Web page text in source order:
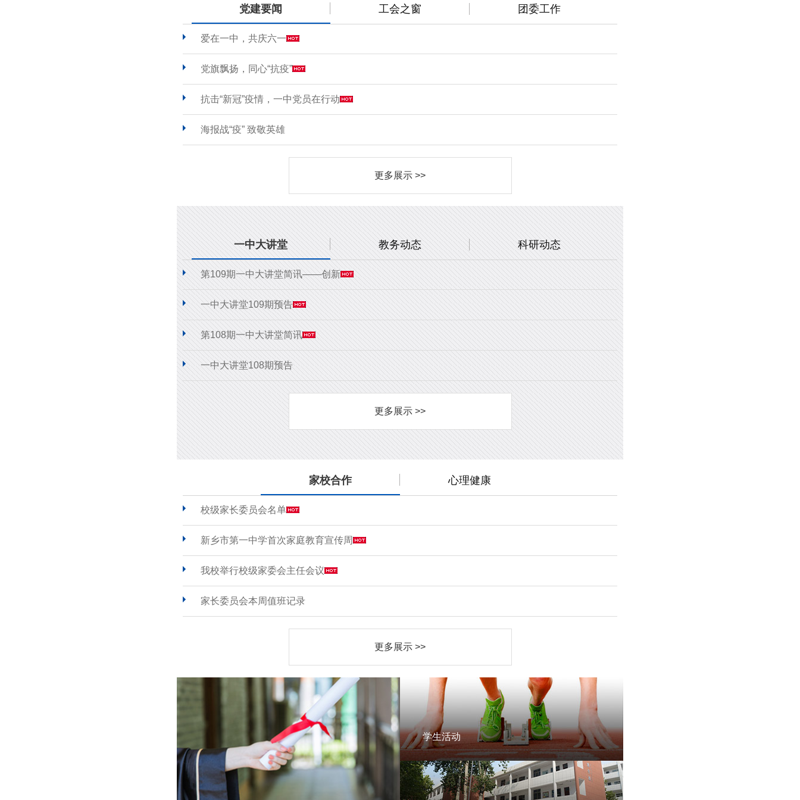
党建要闻 工会之窗 团委工作
爱在一中，共庆六一
党旗飘扬，同心“抗疫”
抗击“新冠”疫情，一中党员在行动
海报战“疫” 致敬英雄
更多展示 >>
一中大讲堂 教务动态 科研动态
第109期一中大讲堂简讯——创新
一中大讲堂109期预告
第108期一中大讲堂简讯
一中大讲堂108期预告
更多展示 >>
家校合作 心理健康
校级家长委员会名单
新乡市第一中学首次家庭教育宣传周
我校举行校级家委会主任会议
家长委员会本周值班记录
更多展示 >>
学生活动
学生活动